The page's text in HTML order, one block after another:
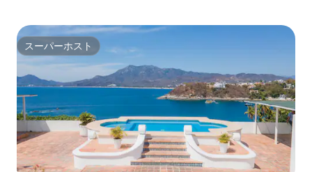
スーパーホスト
スーパーホスト